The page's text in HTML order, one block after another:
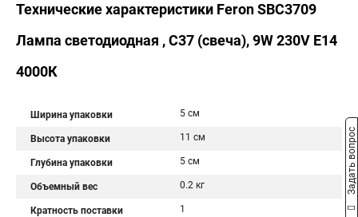
Технические характеристики Feron SBC3709
Лампа светодиодная , C37 (свеча), 9W 230V E14
4000К
Ширина упаковки 5 см
Высота упаковки 11 см
Глубина упаковки 5 см
Объемный вес 0.2 кг
Кратность поставки 1
Задать вопрос